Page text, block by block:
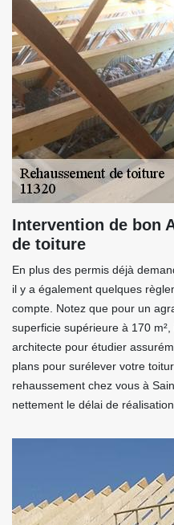
Intervention de bon
de toiture
En plus des permis déjà
il y a également quelques
compte. Notez que pour un
superficie supérieure à 170
architecte pour étudier
plans pour surélever votre
rehaussement chez vous à
nettement le délai de